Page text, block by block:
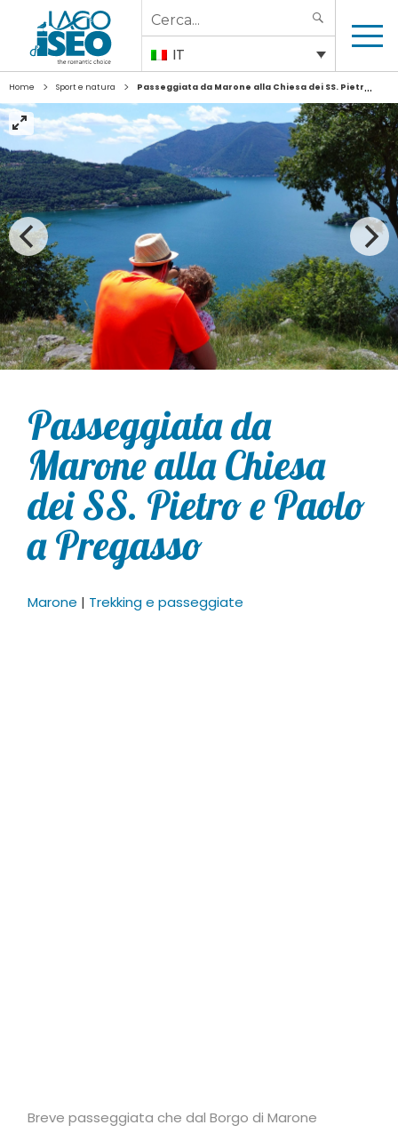
Search
for:
IT
Home > Sport e natura > Passeggiata da Marone alla Chiesa dei SS. Pietro e Paolo a Pregasso
Passeggiata da
Marone alla Chiesa
dei SS. Pietro e Paolo
a Pregasso
Marone | Trekking e passeggiate
Breve passeggiata che dal Borgo di Marone